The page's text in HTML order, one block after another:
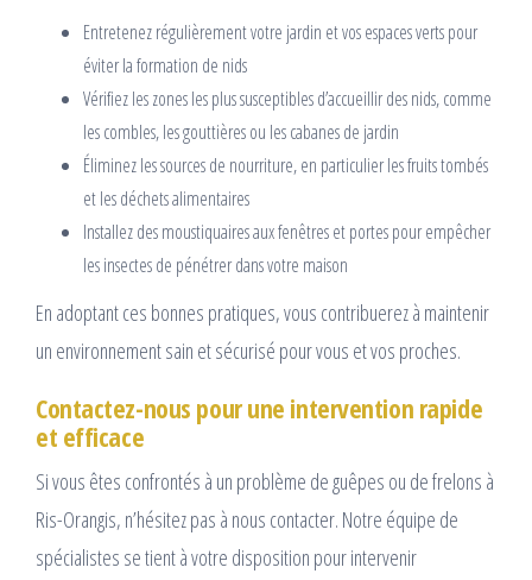
Entretenez régulièrement votre jardin et vos espaces verts pour
éviter la formation de nids
Vérifiez les zones les plus susceptibles d’accueillir des nids, comme
les combles, les gouttières ou les cabanes de jardin
Éliminez les sources de nourriture, en particulier les fruits tombés
et les déchets alimentaires
Installez des moustiquaires aux fenêtres et portes pour empêcher
les insectes de pénétrer dans votre maison
En adoptant ces bonnes pratiques, vous contribuerez à maintenir
un environnement sain et sécurisé pour vous et vos proches.
Contactez-nous pour une intervention rapide
et efficace
Si vous êtes confrontés à un problème de guêpes ou de frelons à
Ris-Orangis, n’hésitez pas à nous contacter. Notre équipe de
spécialistes se tient à votre disposition pour intervenir